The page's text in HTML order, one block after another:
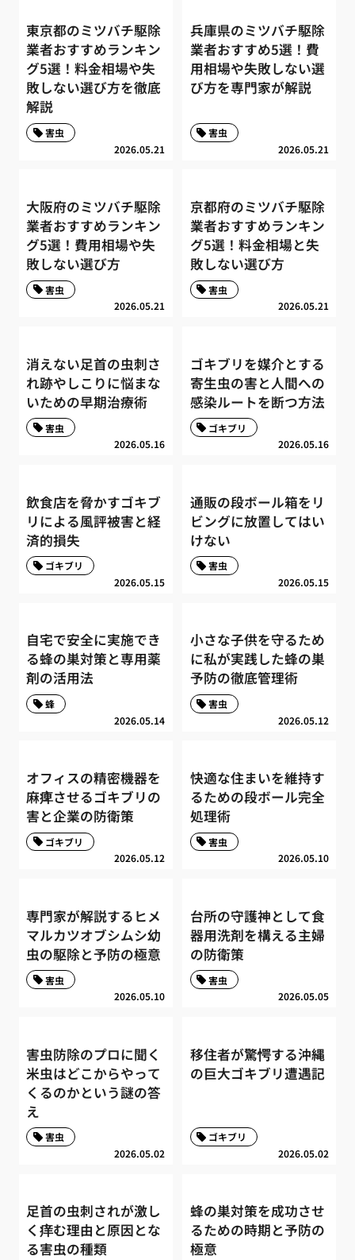
東京都のミツバチ駆除
業者おすすめランキン
グ5選！料金相場や失
敗しない選び方を徹底
解説
2026.05.21
害虫
兵庫県のミツバチ駆除
業者おすすめ5選！費
用相場や失敗しない選
び方を専門家が解説
2026.05.21
害虫
大阪府のミツバチ駆除
業者おすすめランキン
グ5選！費用相場や失
敗しない選び方
2026.05.21
害虫
京都府のミツバチ駆除
業者おすすめランキン
グ5選！料金相場と失
敗しない選び方
2026.05.21
害虫
消えない足首の虫刺さ
れ跡やしこりに悩まな
いための早期治療術
2026.05.16
害虫
ゴキブリを媒介とする
寄生虫の害と人間への
感染ルートを断つ方法
2026.05.16
ゴキブリ
飲食店を脅かすゴキブ
リによる風評被害と経
済的損失
2026.05.15
ゴキブリ
通販の段ボール箱をリ
ビングに放置してはい
けない
2026.05.15
害虫
自宅で安全に実施でき
る蜂の巣対策と専用薬
剤の活用法
2026.05.14
蜂
小さな子供を守るため
に私が実践した蜂の巣
予防の徹底管理術
2026.05.12
害虫
オフィスの精密機器を
麻痺させるゴキブリの
害と企業の防衛策
2026.05.12
ゴキブリ
快適な住まいを維持す
るための段ボール完全
処理術
2026.05.10
害虫
専門家が解説するヒメ
マルカツオブシムシ幼
虫の駆除と予防の極意
2026.05.10
害虫
台所の守護神として食
器用洗剤を構える主婦
の防衛策
2026.05.05
害虫
害虫防除のプロに聞く
米虫はどこからやって
くるのかという謎の答
え
2026.05.02
害虫
移住者が驚愕する沖縄
の巨大ゴキブリ遭遇記
2026.05.02
ゴキブリ
足首の虫刺されが激し
く痒む理由と原因とな
る害虫の種類
蜂の巣対策を成功させ
るための時期と予防の
極意